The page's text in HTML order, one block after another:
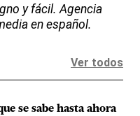
y fácil. Agencia
en español.
Ver todos
se sabe hasta ahora